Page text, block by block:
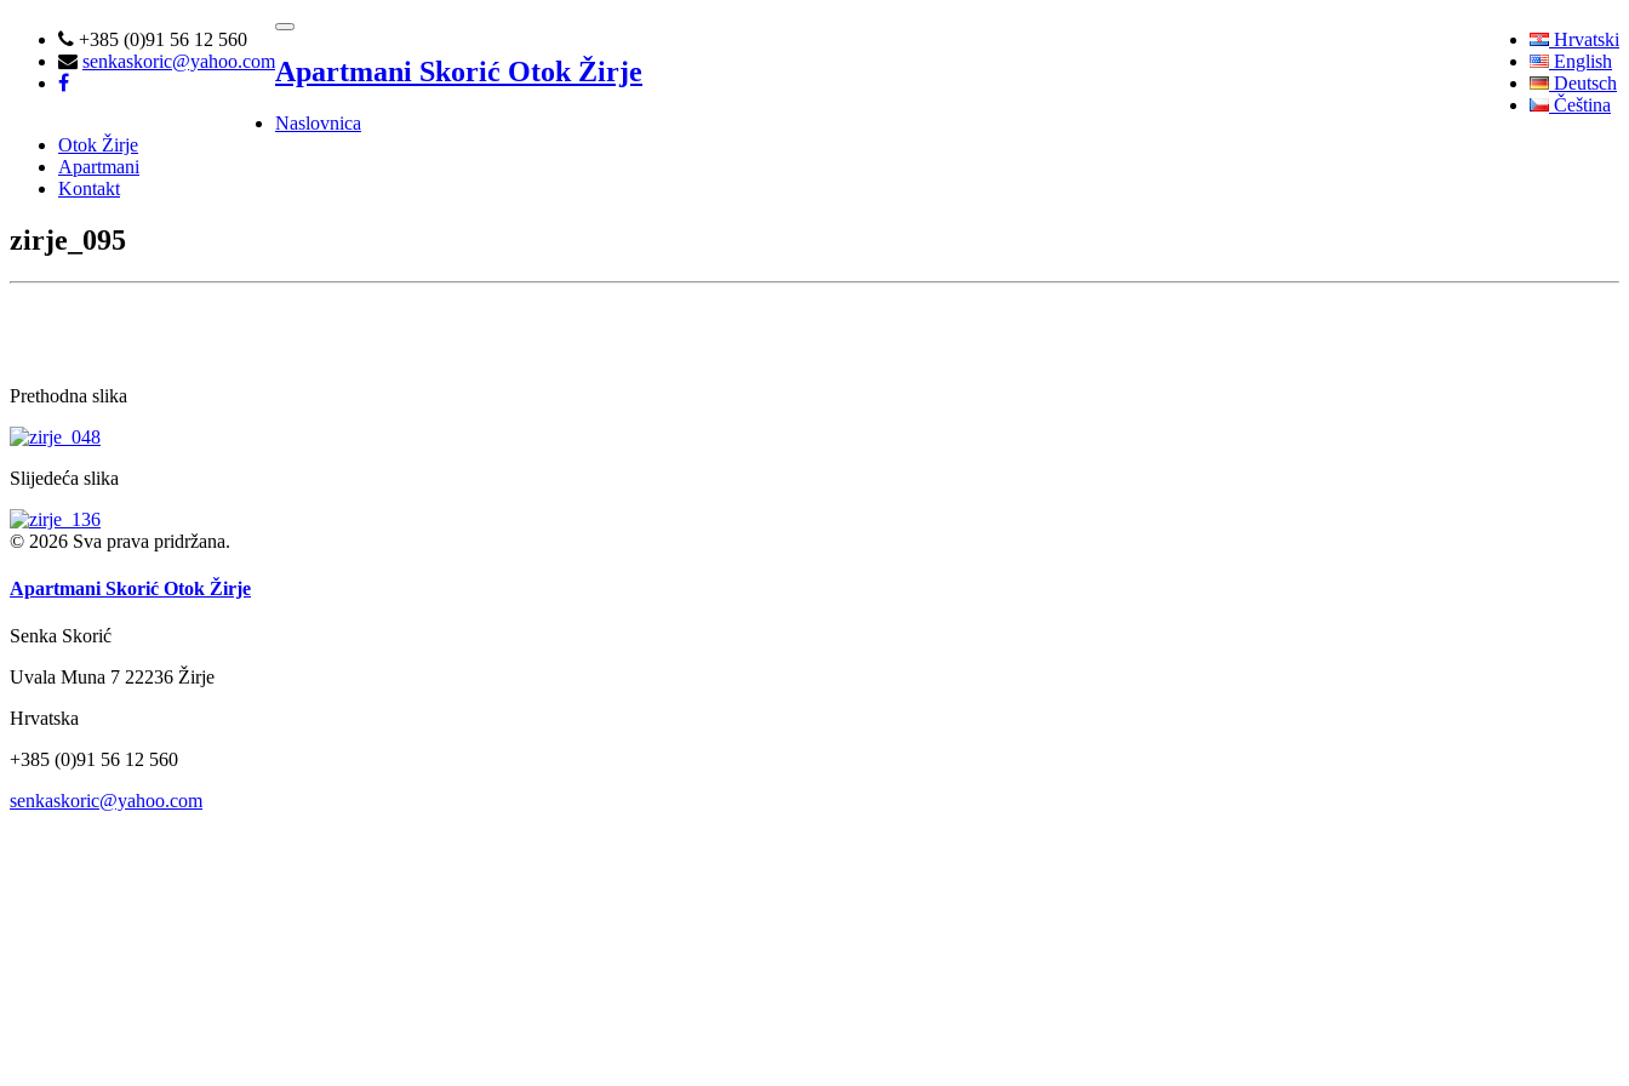
+385 (0)91 56 12 560
senkaskoric@yahoo.com
Hrvatski
English
Deutsch
Čeština
Toggle
Apartmani Skorić Otok Žirje
Naslovnica
Otok Žirje
Apartmani
Kontakt
zirje_095
Prethodna slika
Slijedeća slika
© 2026 Sva prava pridržana.
Apartmani Skorić Otok Žirje
Senka Skorić
Uvala Muna 7 22236 Žirje
Hrvatska
+385 (0)91 56 12 560
senkaskoric@yahoo.com